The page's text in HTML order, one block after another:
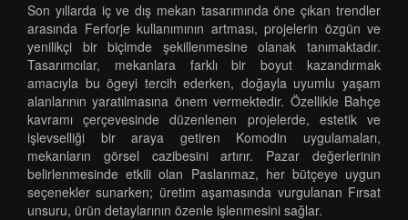
Son yıllarda iç ve dış mekan tasarımında öne çıkan trendler
arasında Ferforje kullanımının artması, projelerin özgün ve
yenilikçi bir biçimde şekillenmesine olanak tanımaktadır.
Tasarımcılar, mekanlara farklı bir boyut kazandırmak
amacıyla bu ögeyi tercih ederken, doğayla uyumlu yaşam
alanlarının yaratılmasına önem vermektedir. Özellikle Bahçe
kavramı çerçevesinde düzenlenen projelerde, estetik ve
işlevselliği bir araya getiren Komodin uygulamaları,
mekanların görsel cazibesini artırır. Pazar değerlerinin
belirlenmesinde etkili olan Paslanmaz, her bütçeye uygun
seçenekler sunarken; üretim aşamasında vurgulanan Fırsat
unsuru, ürün detaylarının özenle işlenmesini sağlar.